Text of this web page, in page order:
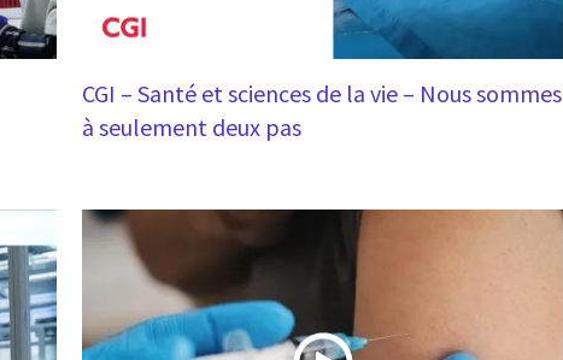
CGI – Santé et sciences de la vie – Nous sommes
à seulement deux pas